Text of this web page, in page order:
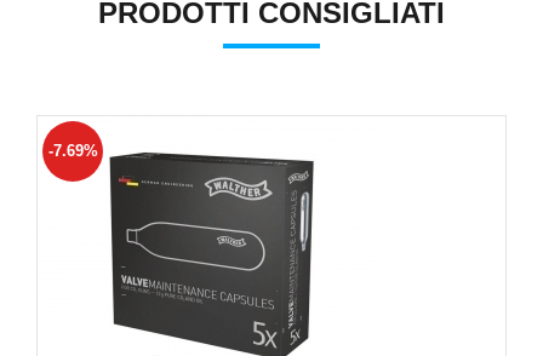
PRODOTTI CONSIGLIATI
-7.69%